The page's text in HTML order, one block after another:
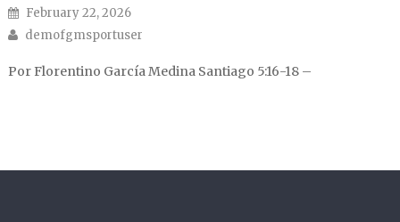
Posted on
February 22, 2026
Author
demofgmsportuser
Por Florentino García Medina Santiago 5:16-18 –